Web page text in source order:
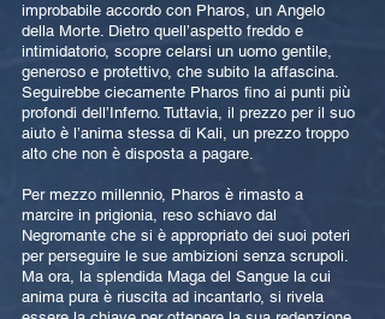
improbabile accordo con Pharos, un Angelo
della Morte. Dietro quell’aspetto freddo e
intimidatorio, scopre celarsi un uomo gentile,
generoso e protettivo, che subito la affascina.
Seguirebbe ciecamente Pharos fino ai punti più
profondi dell’Inferno. Tuttavia, il prezzo per il suo
aiuto è l’anima stessa di Kali, un prezzo troppo
alto che non è disposta a pagare.
Per mezzo millennio, Pharos è rimasto a
marcire in prigionia, reso schiavo dal
Negromante che si è appropriato dei suoi poteri
per perseguire le sue ambizioni senza scrupoli.
Ma ora, la splendida Maga del Sangue la cui
anima pura è riuscita ad incantarlo, si rivela